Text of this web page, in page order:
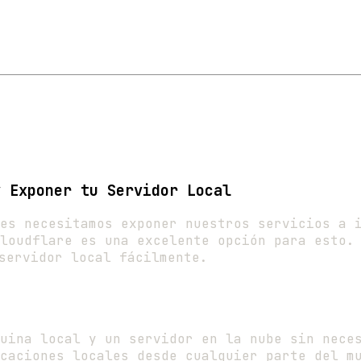
Exponer tu Servidor Local
necesitamos exponer nuestros servicios
es una excelente opción para
local fácilmente.
local y un servidor en la nube sin
locales desde cualquier parte del